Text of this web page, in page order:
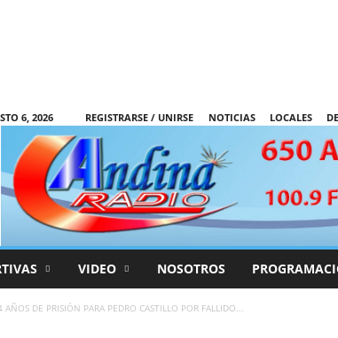
6, 2026 REGISTRARSE / UNIRSE NOTICIAS LOCALES
VIDEO NOSOTROS
DE PRISIÓN PARA PEDRO CASTILLO POR FALLIDO...